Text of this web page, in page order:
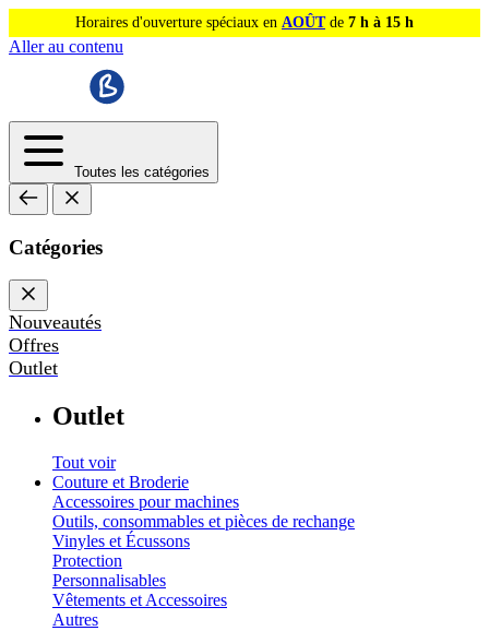
Horaires d'ouverture spéciaux en AOÛTde 7 h à 15 h
Aller au contenu
Toutes les catégories
Catégories
Nouveautés
Offres
Outlet
Outlet
Tout voir
Couture et Broderie
Accessoires pour machines
Outils, consommables et pièces de rechange
Vinyles et Écussons
Protection
Personnalisables
Vêtements et Accessoires
Autres